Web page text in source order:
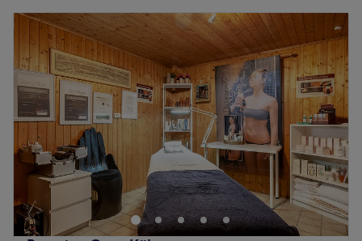
Dienstag
09:00 –
Mittwoch
09:00
19:00
Donnerstag
09:00–19:00
Freitag
09:00– 19:00
Samstag
09:00–15:00
Sonntag
Geschlossen
In der Schönheitsschmiede in München-Maxvorstadt
pflegt das Team kosmetische Handwerkskunst auf
allerhöchstem Niveau und kombiniert kosmetische
Behandlungen und Erlebnis auf eine einzigartige Art und
Weise. Sie legen an ihre Schönheit buchstäblich Hand an,